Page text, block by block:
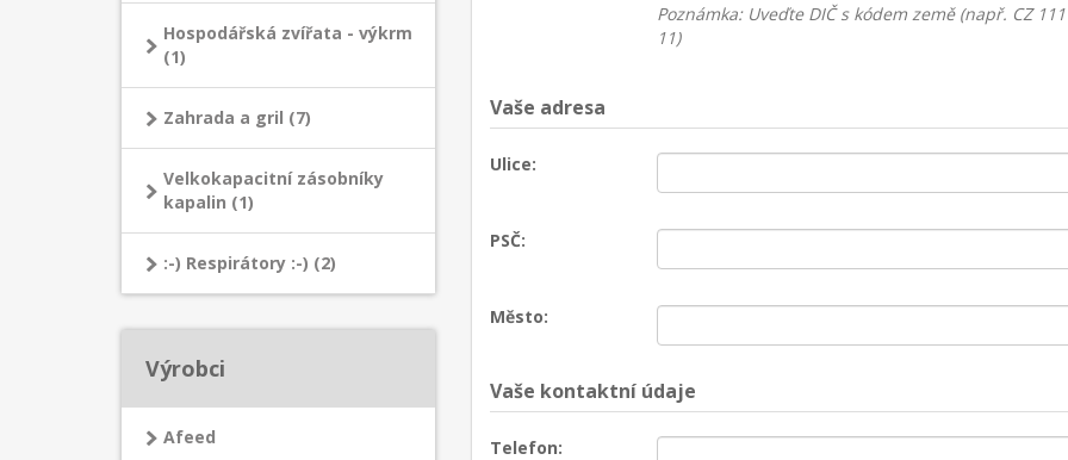
Hospodářská zvířata - výkrm
(1)
Zahrada a gril (7)
Velkokapacitní zásobníky
kapalin (1)
:-) Respirátory :-) (2)
Výrobci
Afeed
Poznámka: Uveďte DIČ s kódem země (např. CZ
11)
Vaše adresa
Ulice:
PSČ:
Město:
Vaše kontaktní údaje
Telefon: